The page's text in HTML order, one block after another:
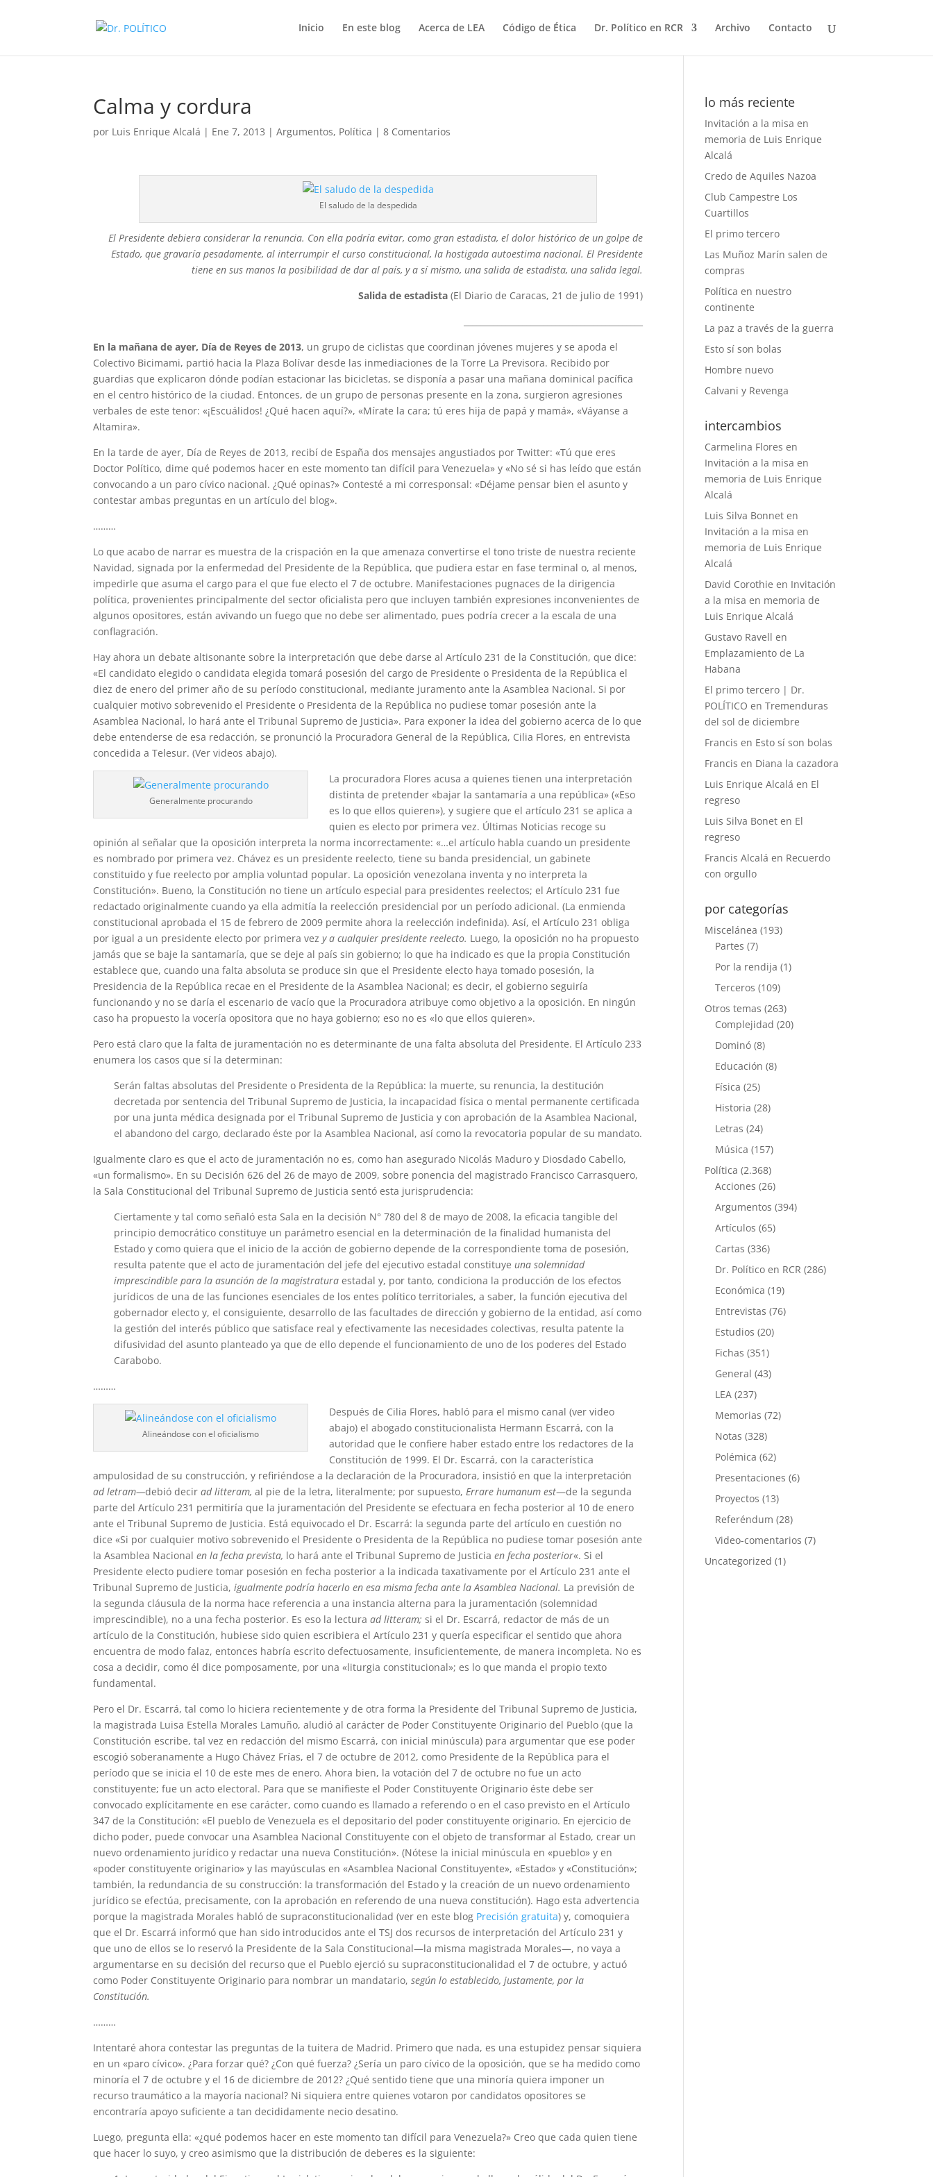
Inicio En este blog Acerca de LEA Código de Ética Dr. Político en RCR Archivo Contacto
Calma y cordura
por Luis Enrique Alcalá | Ene 7, 2013 |Argumentos, Política |8 Comentarios
El saludo de la despedida
El Presidente debiera considerar la renuncia. Con ella podría evitar, como gran estadista, el dolor histórico de un golpe de
Estado, que gravaría pesadamente, al interrumpir el curso constitucional, la hostigada autoestima nacional. El Presidente
tiene en sus manos la posibilidad de dar al país, y a sí mismo, una salida de estadista, una salida legal.
Salida de estadista(El Diario de Caracas, 21 de julio de 1991)
En la mañana de ayer, Día de Reyes de 2013, un grupo de ciclistas que coordinan jóvenes mujeres y se apoda el
Colectivo Bicimami, partió hacia la Plaza Bolívar desde las inmediaciones de la Torre La Previsora. Recibido por
guardias que explicaron dónde podían estacionar las bicicletas, se disponía a pasar una mañana dominical pacífica
en el centro histórico de la ciudad. Entonces, de un grupo de personas presente en la zona, surgieron agresiones
verbales de este tenor: «¡Escuálidos! ¿Qué hacen aquí?», «Mírate la cara; tú eres hija de papá y mamá», «Váyanse a
Altamira».
En la tarde de ayer, Día de Reyes de 2013, recibí de España dos mensajes angustiados por Twitter: «Tú que eres
Doctor Político, dime qué podemos hacer en este momento tan difícil para Venezuela» y «No sé si has leído que están
convocando a un paro cívico nacional. ¿Qué opinas?» Contesté a mi corresponsal: «Déjame pensar bien el asunto y
contestar ambas preguntas en un artículo del blog».
………
Lo que acabo de narrar es muestra de la crispación en la que amenaza convertirse el tono triste de nuestra reciente
Navidad, signada por la enfermedad del Presidente de la República, que pudiera estar en fase terminal o, al menos,
impedirle que asuma el cargo para el que fue electo el 7 de octubre. Manifestaciones pugnaces de la dirigencia
política, provenientes principalmente del sector oficialista pero que incluyen también expresiones inconvenientes de
algunos opositores, están avivando un fuego que no debe ser alimentado, pues podría crecer a la escala de una
conflagración.
Hay ahora un debate altisonante sobre la interpretación que debe darse al Artículo 231 de la Constitución, que dice:
«El candidato elegido o candidata elegida tomará posesión del cargo de Presidente o Presidenta de la República el
diez de enero del primer año de su período constitucional, mediante juramento ante la Asamblea Nacional. Si por
cualquier motivo sobrevenido el Presidente o Presidenta de la República no pudiese tomar posesión ante la
Asamblea Nacional, lo hará ante el Tribunal Supremo de Justicia». Para exponer la idea del gobierno acerca de lo que
debe entenderse de esa redacción, se pronunció la Procuradora General de la República, Cilia Flores, en entrevista
concedida a Telesur. (Ver videos abajo).
Generalmente procurando
La procuradora Flores acusa a quienes tienen una interpretación
distinta de pretender «bajar la santamaría a una república» («Eso
es lo que ellos quieren»), y sugiere que el artículo 231 se aplica a
quien es electo por primera vez. Últimas Noticias recoge su
opinión al señalar que la oposición interpreta la norma incorrectamente: «…el artículo habla cuando un presidente
es nombrado por primera vez. Chávez es un presidente reelecto, tiene su banda presidencial, un gabinete
constituido y fue reelecto por amplia voluntad popular. La oposición venezolana inventa y no interpreta la
Constitución». Bueno, la Constitución no tiene un artículo especial para presidentes reelectos; el Artículo 231 fue
redactado originalmente cuando ya ella admitía la reelección presidencial por un período adicional. (La enmienda
constitucional aprobada el 15 de febrero de 2009 permite ahora la reelección indefinida). Así, el Artículo 231 obliga
por igual a un presidente electo por primera vezy a cualquier presidente reelecto. Luego, la oposición no ha propuesto
jamás que se baje la santamaría, que se deje al país sin gobierno; lo que ha indicado es que la propia Constitución
establece que, cuando una falta absoluta se produce sin que el Presidente electo haya tomado posesión, la
Presidencia de la República recae en el Presidente de la Asamblea Nacional; es decir, el gobierno seguiría
funcionando y no se daría el escenario de vacío que la Procuradora atribuye como objetivo a la oposición. En ningún
caso ha propuesto la vocería opositora que no haya gobierno; eso no es «lo que ellos quieren».
Pero está claro que la falta de juramentación no es determinante de una falta absoluta del Presidente. El Artículo 233
enumera los casos que sí la determinan:
Serán faltas absolutas del Presidente o Presidenta de la República: la muerte, su renuncia, la destitución
decretada por sentencia del Tribunal Supremo de Justicia, la incapacidad física o mental permanente certificada
por una junta médica designada por el Tribunal Supremo de Justicia y con aprobación de la Asamblea Nacional,
el abandono del cargo, declarado éste por la Asamblea Nacional, así como la revocatoria popular de su mandato.
Igualmente claro es que el acto de juramentación no es, como han asegurado Nicolás Maduro y Diosdado Cabello,
«un formalismo». En su Decisión 626 del 26 de mayo de 2009, sobre ponencia del magistrado Francisco Carrasquero,
la Sala Constitucional del Tribunal Supremo de Justicia sentó esta jurisprudencia:
Ciertamente y tal como señaló esta Sala en la decisión N° 780 del 8 de mayo de 2008, la eficacia tangible del
principio democrático constituye un parámetro esencial en la determinación de la finalidad humanista del
Estado y como quiera que el inicio de la acción de gobierno depende de la correspondiente toma de posesión,
resulta patente que el acto de juramentación del jefe del ejecutivo estadal constituyeuna solemnidad
imprescindible para la asunción de la magistratura estadal y, por tanto, condiciona la producción de los efectos
jurídicos de una de las funciones esenciales de los entes político territoriales, a saber, la función ejecutiva del
gobernador electo y, el consiguiente, desarrollo de las facultades de dirección y gobierno de la entidad, así como
la gestión del interés público que satisface real y efectivamente las necesidades colectivas, resulta patente la
difusividad del asunto planteado ya que de ello depende el funcionamiento de uno de los poderes del Estado
Carabobo.
………
Alineándose con el oficialismo
Después de Cilia Flores, habló para el mismo canal (ver video
abajo) el abogado constitucionalista Hermann Escarrá, con la
autoridad que le confiere haber estado entre los redactores de la
Constitución de 1999. El Dr. Escarrá, con la característica
ampulosidad de su construcción, y refiriéndose a la declaración de la Procuradora, insistió en que la interpretación
ad letram—debió decirad litteram, al pie de la letra, literalmente; por supuesto,Errare humanum est—de la segunda
parte del Artículo 231 permitiría que la juramentación del Presidente se efectuara en fecha posterior al 10 de enero
ante el Tribunal Supremo de Justicia. Está equivocado el Dr. Escarrá: la segunda parte del artículo en cuestión no
dice «Si por cualquier motivo sobrevenido el Presidente o Presidenta de la República no pudiese tomar posesión ante
la Asamblea Nacionalen la fecha prevista, lo hará ante el Tribunal Supremo de Justiciaen fecha posterior«. Si el
Presidente electo pudiere tomar posesión en fecha posterior a la indicada taxativamente por el Artículo 231 ante el
Tribunal Supremo de Justicia,igualmente podría hacerlo en esa misma fecha ante la Asamblea Nacional. La previsión de
la segunda cláusula de la norma hace referencia a una instancia alterna para la juramentación (solemnidad
imprescindible), no a una fecha posterior. Es eso la lecturaad litteram; si el Dr. Escarrá, redactor de más de un
artículo de la Constitución, hubiese sido quien escribiera el Artículo 231 y quería especificar el sentido que ahora
encuentra de modo falaz, entonces habría escrito defectuosamente, insuficientemente, de manera incompleta. No es
cosa a decidir, como él dice pomposamente, por una «liturgia constitucional»; es lo que manda el propio texto
fundamental.
Pero el Dr. Escarrá, tal como lo hiciera recientemente y de otra forma la Presidente del Tribunal Supremo de Justicia,
la magistrada Luisa Estella Morales Lamuño, aludió al carácter de Poder Constituyente Originario del Pueblo (que la
Constitución escribe, tal vez en redacción del mismo Escarrá, con inicial minúscula) para argumentar que ese poder
escogió soberanamente a Hugo Chávez Frías, el 7 de octubre de 2012, como Presidente de la República para el
período que se inicia el 10 de este mes de enero. Ahora bien, la votación del 7 de octubre no fue un acto
constituyente; fue un acto electoral. Para que se manifieste el Poder Constituyente Originario éste debe ser
convocado explícitamente en ese carácter, como cuando es llamado a referendo o en el caso previsto en el Artículo
347 de la Constitución: «El pueblo de Venezuela es el depositario del poder constituyente originario. En ejercicio de
dicho poder, puede convocar una Asamblea Nacional Constituyente con el objeto de transformar al Estado, crear un
nuevo ordenamiento jurídico y redactar una nueva Constitución». (Nótese la inicial minúscula en «pueblo» y en
«poder constituyente originario» y las mayúsculas en «Asamblea Nacional Constituyente», «Estado» y «Constitución»;
también, la redundancia de su construcción: la transformación del Estado y la creación de un nuevo ordenamiento
jurídico se efectúa, precisamente, con la aprobación en referendo de una nueva constitución). Hago esta advertencia
porque la magistrada Morales habló de supraconstitucionalidad (ver en este blog Precisión gratuita) y, comoquiera
que el Dr. Escarrá informó que han sido introducidos ante el TSJ dos recursos de interpretación del Artículo 231 y
que uno de ellos se lo reservó la Presidente de la Sala Constitucional—la misma magistrada Morales—, no vaya a
argumentarse en su decisión del recurso que el Pueblo ejerció su supraconstitucionalidad el 7 de octubre, y actuó
como Poder Constituyente Originario para nombrar un mandatario,según lo establecido, justamente, por la
Constitución.
………
Intentaré ahora contestar las preguntas de la tuitera de Madrid. Primero que nada, es una estupidez pensar siquiera
en un «paro cívico». ¿Para forzar qué? ¿Con qué fuerza? ¿Sería un paro cívico de la oposición, que se ha medido como
minoría el 7 de octubre y el 16 de diciembre de 2012? ¿Qué sentido tiene que una minoría quiera imponer un
recurso traumático a la mayoría nacional? Ni siquiera entre quienes votaron por candidatos opositores se
encontraría apoyo suficiente a tan decididamente necio desatino.
Luego, pregunta ella: «¿qué podemos hacer en este momento tan difícil para Venezuela?» Creo que cada quien tiene
que hacer lo suyo, y creo asimismo que la distribución de deberes es la siguiente:
lo más reciente
Invitación a la misa en
memoria de Luis Enrique
Alcalá
Credo de Aquiles Nazoa
Club Campestre Los
Cuartillos
El primo tercero
Las Muñoz Marín salen de
compras
Política en nuestro
continente
La paz a través de la guerra
Esto sí son bolas
Hombre nuevo
Calvani y Revenga
intercambios
Carmelina Flores en
Invitación a la misa en
memoria de Luis Enrique
Alcalá
Luis Silva Bonnet en
Invitación a la misa en
memoria de Luis Enrique
Alcalá
David Corothie en Invitación
a la misa en memoria de
Luis Enrique Alcalá
Gustavo Ravell en
Emplazamiento de La
Habana
El primo tercero | Dr.
POLÍTICO enTremenduras
del sol de diciembre
Francis en Esto sí son bolas
Francis en Diana la cazadora
Luis Enrique Alcalá en El
regreso
Luis Silva Bonet en El
regreso
Francis Alcalá en Recuerdo
con orgullo
por categorías
Miscelánea (193)
Partes (7)
Por la rendija (1)
Terceros (109)
Otros temas (263)
Complejidad (20)
Dominó (8)
Educación (8)
Física (25)
Historia (28)
Letras (24)
Música (157)
Política (2.368)
Acciones (26)
Argumentos (394)
Artículos (65)
Cartas (336)
Dr. Político en RCR (286)
Económica (19)
Entrevistas (76)
Estudios (20)
Fichas (351)
General (43)
LEA (237)
Memorias (72)
Notas (328)
Polémica (62)
Presentaciones (6)
Proyectos (13)
Referéndum (28)
Video-comentarios (7)
Uncategorized (1)